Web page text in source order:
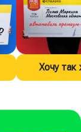
Хочу так